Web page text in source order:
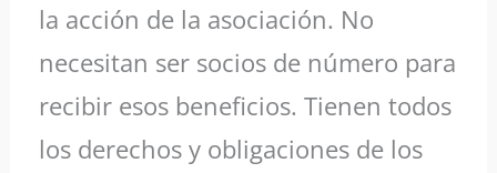
la acción de la asociación. No
necesitan ser socios de número para
recibir esos beneficios. Tienen todos
los derechos y obligaciones de los